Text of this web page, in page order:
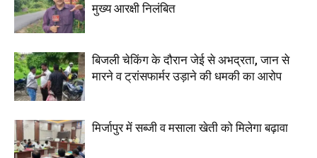
मुख्य आरक्षी निलंबित
बिजली चेकिंग के दौरान जेई से अभद्रता, जान से
मारने व ट्रांसफार्मर उड़ाने की धमकी का आरोप
मिर्जापुर में सब्जी व मसाला खेती को मिलेगा बढ़ावा